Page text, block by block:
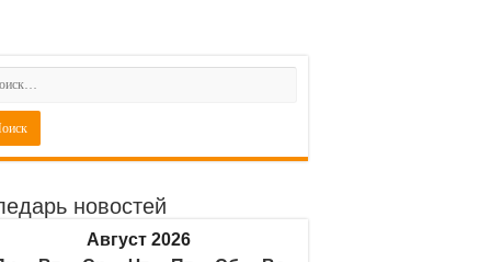
новостей
Август 2026